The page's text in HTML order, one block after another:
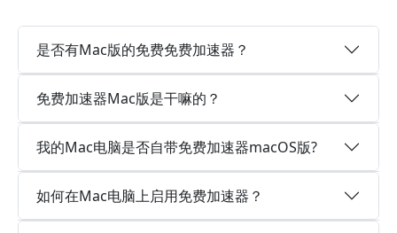
是否有Mac版的免费免费加速器？
免费加速器Mac版是干嘛的？
我的Mac电脑是否自带免费加速器macOS版?
如何在Mac电脑上启用免费加速器？